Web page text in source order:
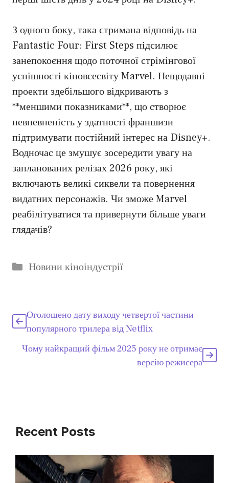
З одного боку, така стримана відповідь на
Fantastic Four: First Steps підсилює
занепокоєння щодо поточної стрімінгової
успішності кіновсесвіту Marvel. Нещодавні
проекти здебільшого відкривають з
**меншими показниками**, що створює
невпевненість у здатності франшизи
підтримувати постійний інтерес на Disney+.
Водночас це змушує зосередити увагу на
запланованих релізах 2026 року, які
включають великі сиквели та повернення
видатних персонажів. Чи зможе Marvel
реабілітуватися та привернути більше уваги
глядачів?
Категорії
Новини кіноіндустрії
Оголошено дату виходу четвертої частини
популярного трилера від Netflix
Чому найкращий фільм 2025 року не отримає
версію режисера
Recent Posts